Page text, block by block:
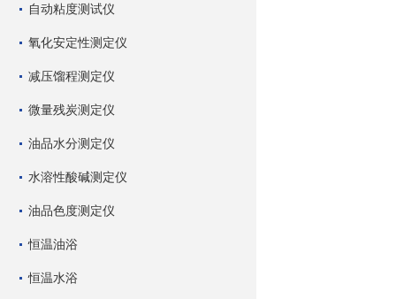
自动粘度测试仪
氧化安定性测定仪
减压馏程测定仪
微量残炭测定仪
油品水分测定仪
水溶性酸碱测定仪
油品色度测定仪
恒温油浴
恒温水浴